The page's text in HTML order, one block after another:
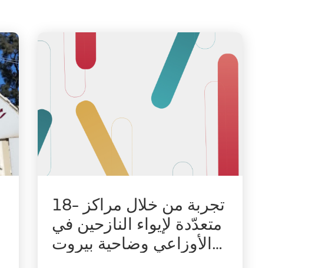
18- تجربة من خلال مراكز
متعدّدة لإيواء النازحين في
الأوزاعي وضاحية بيروت